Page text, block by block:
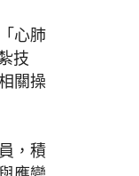
心肺
技
關操
，積